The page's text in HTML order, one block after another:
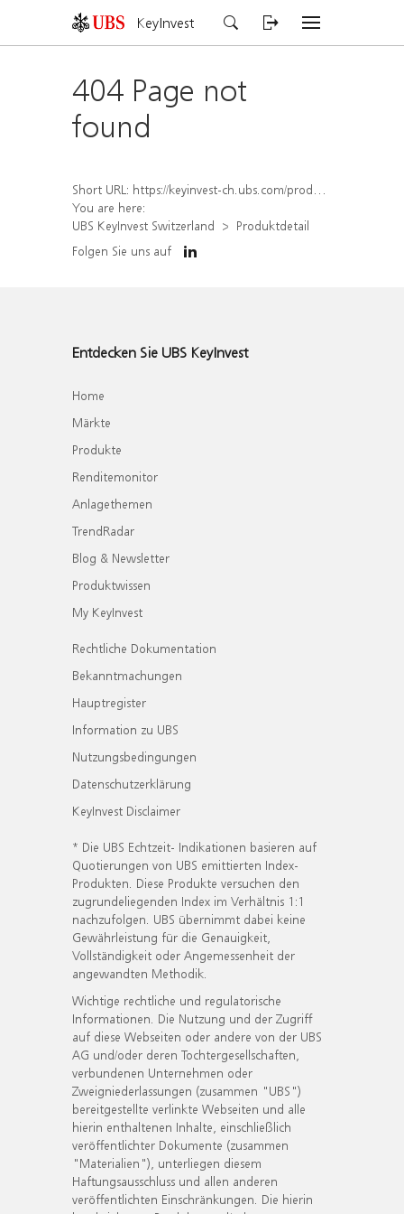
KeyInvest
404 Page not
found
Short URL: https://keyinvest-ch.ubs.com/produkt/detail/index/isin/CH1584638113
You are here:
UBS KeyInvest Switzerland
Produktdetail
Folgen Sie uns auf
Entdecken Sie UBS KeyInvest
Home
Märkte
Produkte
Renditemonitor
Anlagethemen
TrendRadar
Blog & Newsletter
Produktwissen
My KeyInvest
Rechtliche Dokumentation
Bekanntmachungen
Hauptregister
Information zu UBS
Nutzungsbedingungen
Datenschutzerklärung
KeyInvest Disclaimer
* Die UBS Echtzeit- Indikationen basieren auf
Quotierungen von UBS emittierten Index-
Produkten. Diese Produkte versuchen den
zugrundeliegenden Index im Verhältnis 1:1
nachzufolgen. UBS übernimmt dabei keine
Gewährleistung für die Genauigkeit,
Vollständigkeit oder Angemessenheit der
angewandten Methodik.
Wichtige rechtliche und regulatorische
Informationen. Die Nutzung und der Zugriff
auf diese Webseiten oder andere von der UBS
AG und/oder deren Tochtergesellschaften,
verbundenen Unternehmen oder
Zweigniederlassungen (zusammen "UBS")
bereitgestellte verlinkte Webseiten und alle
hierin enthaltenen Inhalte, einschließlich
veröffentlichter Dokumente (zusammen
"Materialien"), unterliegen diesem
Haftungsausschluss und allen anderen
veröffentlichten Einschränkungen. Die hierin